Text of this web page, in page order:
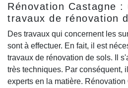
Rénovation Castagne :
travaux de rénovation
Des travaux qui concernent les
sont à effectuer. En fait, il est
travaux de rénovation de sols. Il
très techniques. Par conséquent,
experts en la matière.